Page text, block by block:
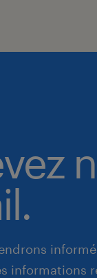
informations